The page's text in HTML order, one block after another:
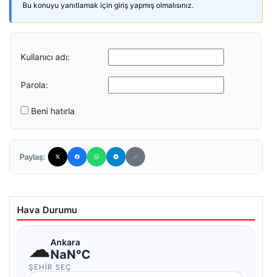
Bu konuyu yanıtlamak için giriş yapmış olmalısınız.
Kullanıcı adı:
Parola:
Beni hatırla
Paylaş:
Hava Durumu
☁Ankara
NaN°C
ŞEHIR SEÇ